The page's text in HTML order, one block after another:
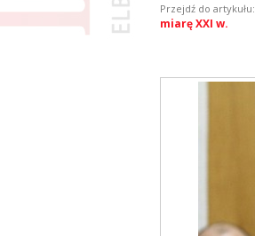
Przejdź do artykułu:
miarę XXI w.